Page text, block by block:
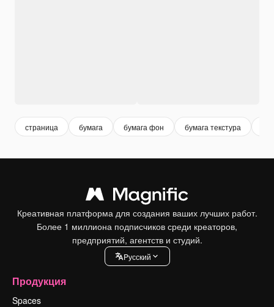
страница бумага бумага фон бумага текстура
Креативная платформа для создания ваших лучших работ.
Более 1 миллиона подписчиков среди креаторов,
предприятий, агентств и студий.
Pусский
Продукция
Spaces